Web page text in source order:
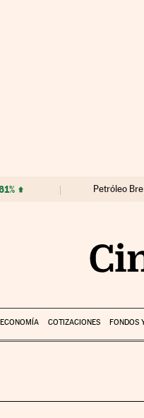
Petróleo
ECONOMÍA COTIZACIONES FONDOS